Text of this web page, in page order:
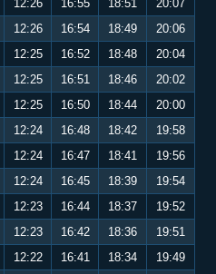
12:26 16:55 18:51
20:07
12:26 16:54 18:49
20:06
12:25 16:52 18:48
20:04
12:25 16:51 18:46
20:02
12:25 16:50 18:44
20:00
12:24 16:48 18:42
19:58
12:24 16:47 18:41
19:56
12:24 16:45 18:39
19:54
12:23 16:44 18:37
19:52
12:23 16:42 18:36
19:51
12:22 16:41 18:34
19:49